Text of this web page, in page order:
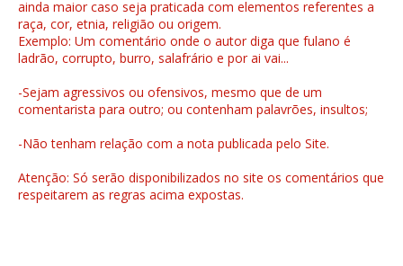
ainda maior caso seja praticada com elementos referentes a
raça, cor, etnia, religião ou origem.
Exemplo: Um comentário onde o autor diga que fulano é
ladrão, corrupto, burro, salafrário e por ai vai...
-Sejam agressivos ou ofensivos, mesmo que de um
comentarista para outro; ou contenham palavrões, insultos;
-Não tenham relação com a nota publicada pelo Site.
Atenção: Só serão disponibilizados no site os comentários que
respeitarem as regras acima expostas.